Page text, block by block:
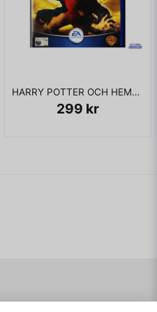
HARRY POTTER OCH HEMLIGHETERNAS KAMMARE PS2
299 kr